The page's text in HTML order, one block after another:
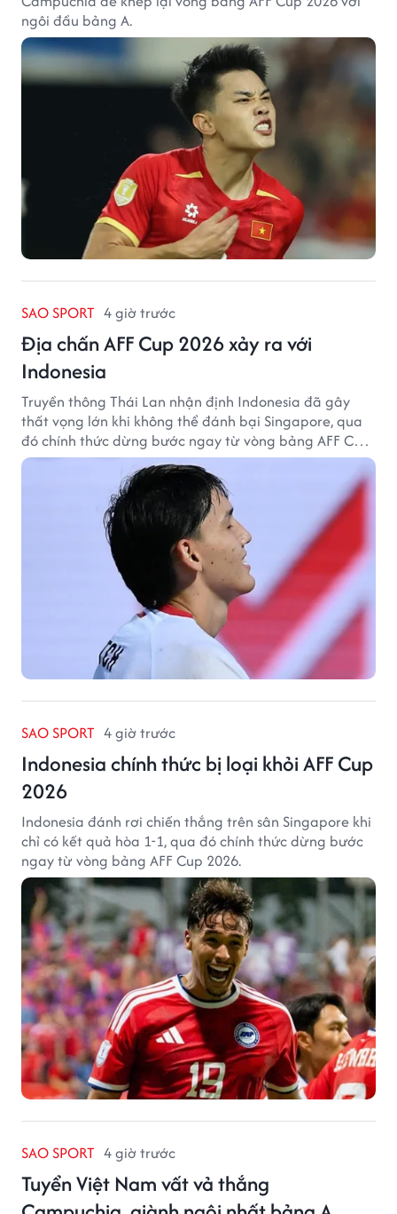
ngôi đầu bảng A.
SAO SPORT 4 giờ trước
Địa chấn AFF Cup 2026 xảy ra với
Indonesia
Truyền thông Thái Lan nhận định Indonesia đã gây
thất vọng lớn khi không thể đánh bại Singapore, qua
đó chính thức dừng bước ngay từ vòng bảng AFF Cup
2026.
SAO SPORT 4 giờ trước
Indonesia chính thức bị loại khỏi AFF Cup
2026
Indonesia đánh rơi chiến thắng trên sân Singapore khi
chỉ có kết quả hòa 1-1, qua đó chính thức dừng bước
ngay từ vòng bảng AFF Cup 2026.
SAO SPORT 4 giờ trước
Tuyển Việt Nam vất vả thắng